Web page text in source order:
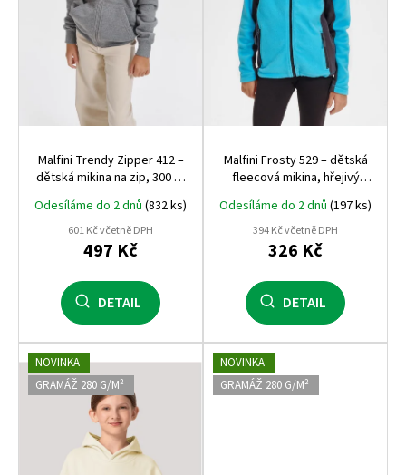
ů
Malfini Trendy Zipper 412 –
dětská mikina na zip, 300 g,
bestseller Malfini
Odesíláme do 2 dnů (832 ks)
601 Kč včetně DPH
497 Kč
DETAIL
Malfini Frosty 529 – dětská
fleecová mikina, hřejivý
odolná, ideální na školu,
sport i volný čas
Odesíláme do 2 dnů (197 ks)
394 Kč včetně DPH
326 Kč
DETAIL
NOVINKA
GRAMÁŽ 280 G/M²
NOVINKA
GRAMÁŽ 280 G/M²